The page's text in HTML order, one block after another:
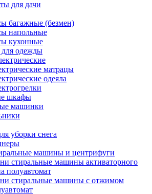
для дачи
багажные (безмен)
напольные
кухонные
одежды
матрацы
одеяла
шкафы
машинки
уборки снега
машины и центрифуги
стиральные машины активаторного
полуавтомат
стиральные машины с отжимом